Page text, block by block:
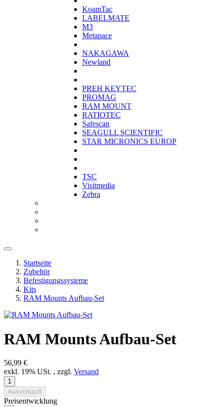
KoamTac
LABELMATE
M3
Metapace
NAKAGAWA
Newland
PREH KEYTEC
PROMAG
RAM MOUNT
RATIOTEC
Safescan
SEAGULL SCIENTIFIC
STAR MICRONICS EUROP
TSC
Visitmedia
Zebra
Startseite
Zubehör
Befestigungssysteme
Kits
RAM Mounts Aufbau-Set
RAM Mounts Aufbau-Set
56,99 €
exkl. 19% USt. , zzgl. Versand
Ausverkauft
Preisentwicklung